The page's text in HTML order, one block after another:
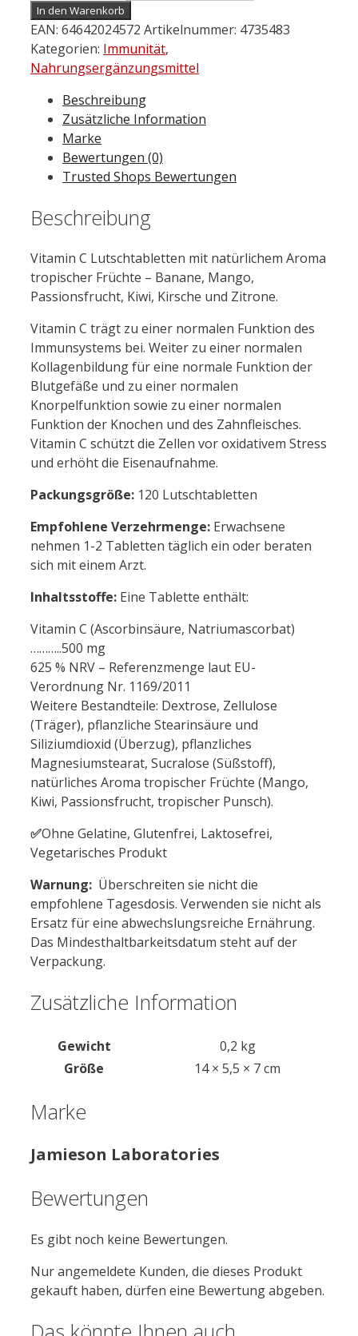
In den Warenkorb
EAN: 64642024572 Artikelnummer: 4735483
Kategorien: Immunität,
Nahrungsergänzungsmittel
Beschreibung
Zusätzliche Information
Marke
Bewertungen (0)
Trusted Shops Bewertungen
Beschreibung
Vitamin C Lutschtabletten mit natürlichem Aroma
tropischer Früchte – Banane, Mango,
Passionsfrucht, Kiwi, Kirsche und Zitrone.
Vitamin C trägt zu einer normalen Funktion des
Immunsystems bei. Weiter zu einer normalen
Kollagenbildung für eine normale Funktion der
Blutgefäße und zu einer normalen
Knorpelfunktion sowie zu einer normalen
Funktion der Knochen und des Zahnfleisches.
Vitamin C schützt die Zellen vor oxidativem Stress
und erhöht die Eisenaufnahme.
Packungsgröße: 120 Lutschtabletten
Empfohlene Verzehrmenge: Erwachsene
nehmen 1-2 Tabletten täglich ein oder beraten
sich mit einem Arzt.
Inhaltsstoffe: Eine Tablette enthält:
Vitamin C (Ascorbinsäure, Natriumascorbat)
………..500 mg
625 % NRV – Referenzmenge laut EU-
Verordnung Nr. 1169/2011
Weitere Bestandteile: Dextrose, Zellulose
(Träger), pflanzliche Stearinsäure und
Siliziumdioxid (Überzug), pflanzliches
Magnesiumstearat, Sucralose (Süßstoff),
natürliches Aroma tropischer Früchte (Mango,
Kiwi, Passionsfrucht, tropischer Punsch).
✅Ohne Gelatine, Glutenfrei, Laktosefrei,
Vegetarisches Produkt
Warnung: Überschreiten sie nicht die
empfohlene Tagesdosis. Verwenden sie nicht als
Ersatz für eine abwechslungsreiche Ernährung.
Das Mindesthaltbarkeitsdatum steht auf der
Verpackung.
Zusätzliche Information
Gewicht
0,2 kg
Größe
14 × 5,5 × 7 cm
Marke
Jamieson Laboratories
Bewertungen
Es gibt noch keine Bewertungen.
Nur angemeldete Kunden, die dieses Produkt
gekauft haben, dürfen eine Bewertung abgeben.